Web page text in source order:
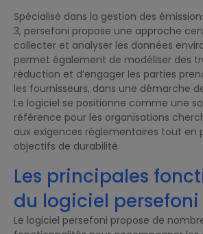
Spécialisé dans la gestion des
3, persefoni propose une approche
collecter et analyser les données
permet également de modéliser des
réduction et d’engager les parties
les fournisseurs, dans une démarche
Le logiciel se positionne comme une
référence pour les organisations
aux exigences réglementaires tout en
objectifs de durabilité.
Les principales
du logiciel persefoni
Le logiciel persefoni propose de